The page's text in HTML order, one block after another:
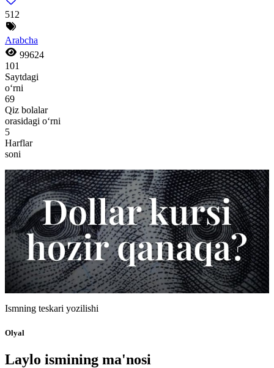
512
Arabcha
99624
101
Saytdagi
o‘rni
69
Qiz bolalar
orasidagi o‘rni
5
Harflar
soni
Ismning teskari yozilishi
Olyal
Laylo ismining ma'nosi